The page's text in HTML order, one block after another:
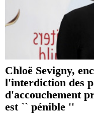
Chloë Sevigny,
l'interdiction des
d'accouchement
est `` pénible ''